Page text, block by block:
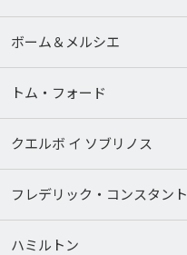
ボーム＆メルシエ
トム・フォード
クエルボ イ ソブリノス
フレデリック・コンスタント
ハミルトン